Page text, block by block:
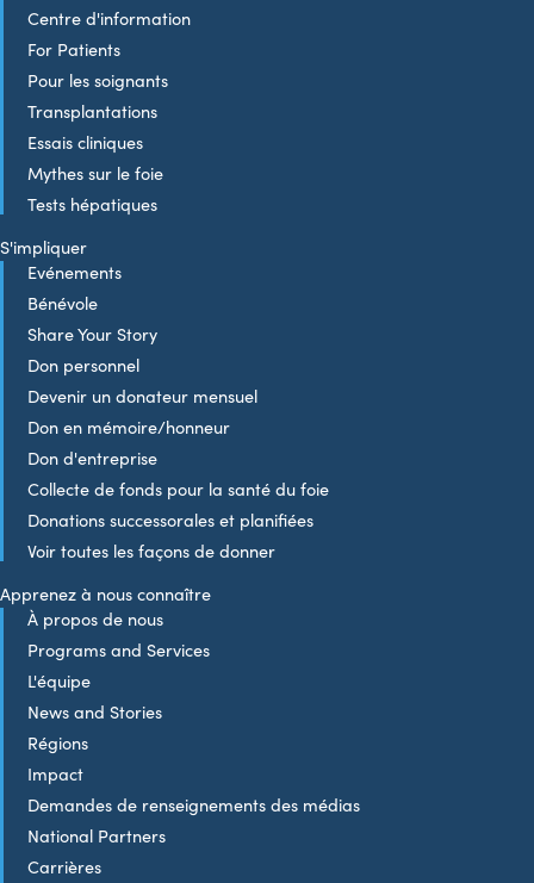
Centre d'information
For Patients
Pour les soignants
Transplantations
Essais cliniques
Mythes sur le foie
Tests hépatiques
S'impliquer
Evénements
Bénévole
Share Your Story
Don personnel
Devenir un donateur mensuel
Don en mémoire/honneur
Don d'entreprise
Collecte de fonds pour la santé du foie
Donations successorales et planifiées
Voir toutes les façons de donner
Apprenez à nous connaître
À propos de nous
Programs and Services
L'équipe
News and Stories
Régions
Impact
Demandes de renseignements des médias
National Partners
Carrières